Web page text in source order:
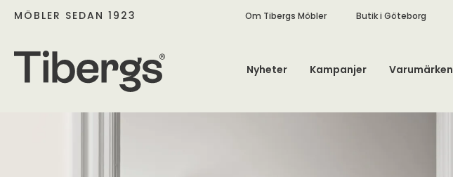
MÖBLER SEDAN 1923 Om Tibergs Möbler Butik i Göteborg
Nyheter Kampanjer Varumärken